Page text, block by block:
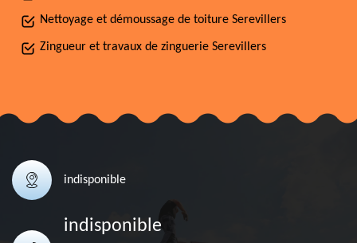
Nettoyage et démoussage de toiture Serevillers
Zingueur et travaux de zinguerie Serevillers
indisponible
indisponible